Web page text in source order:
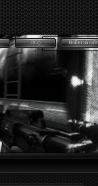
ЛС() Войти на сайт